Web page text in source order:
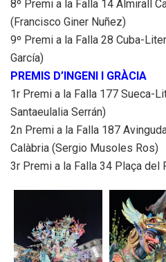
8º Premi a la Falla 14 Almirall
(Francisco Giner Nuñez)
9º Premi a la Falla 28 Cuba-
García)
PREMIS D’INGENI I GRÀCIA
1r Premi a la Falla 177 Sueca-
Santaeulalia Serrán)
2n Premi a la Falla 187
Calàbria (Sergio Musoles Ros)
3r Premi a la Falla 34 Plaça del